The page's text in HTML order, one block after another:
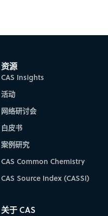
Insights
资源
CAS Insights
活动
网络研讨会
白皮书
案例研究
CAS Common Chemistry
CAS Source Index (CASSI)
关于 CAS